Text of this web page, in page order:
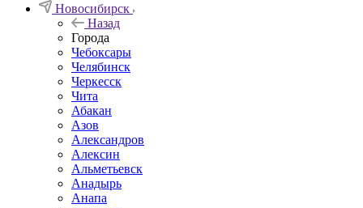
Новосибирск
Назад
Города
Чебоксары
Челябинск
Черкесск
Чита
Абакан
Азов
Александров
Алексин
Альметьевск
Анадырь
Анапа